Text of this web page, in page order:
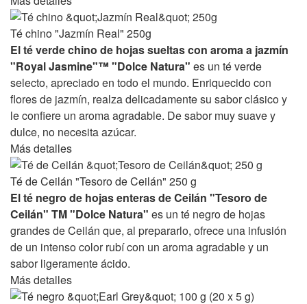
Té chino "Jazmín Real" 250g
El té verde chino de hojas sueltas con aroma a jazmín
"Royal Jasmine"™ "Dolce Natura" es un té verde
selecto, apreciado en todo el mundo. Enriquecido con
flores de jazmín, realza delicadamente su sabor clásico y
le confiere un aroma agradable. De sabor muy suave y
dulce, no necesita azúcar.
Más detalles
Té de Ceilán "Tesoro de Ceilán" 250 g
El té negro de hojas enteras de Ceilán "Tesoro de
Ceilán" TM "Dolce Natura" es un té negro de hojas
grandes de Ceilán que, al prepararlo, ofrece una infusión
de un intenso color rubí con un aroma agradable y un
sabor ligeramente ácido.
Más detalles